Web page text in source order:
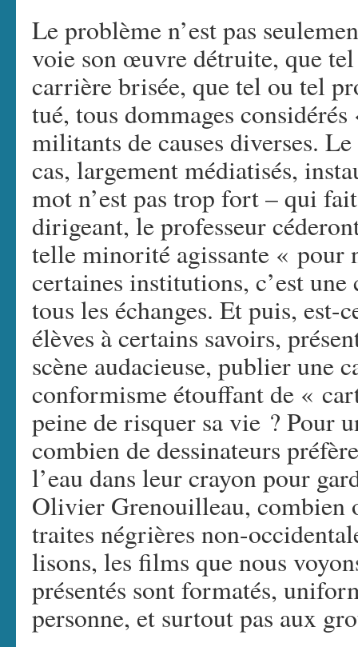
Le problème n’est pas
voie son œuvre détruite, que
carrière brisée, que tel ou tel
tué, tous dommages
militants de causes diverses.
cas, largement médiatisés,
mot n’est pas trop fort – qui
dirigeant, le professeur
telle minorité agissante « pour
certaines institutions, c’est
tous les échanges. Et puis, est-
élèves à certains savoirs,
scène audacieuse, publier une
conformisme étouffant de «
peine de risquer sa vie ? Pour
combien de dessinateurs
l’eau dans leur crayon pour
Olivier Grenouilleau, combien
traites négrières non-
lisons, les films que nous
présentés sont formatés,
personne, et surtout pas aux